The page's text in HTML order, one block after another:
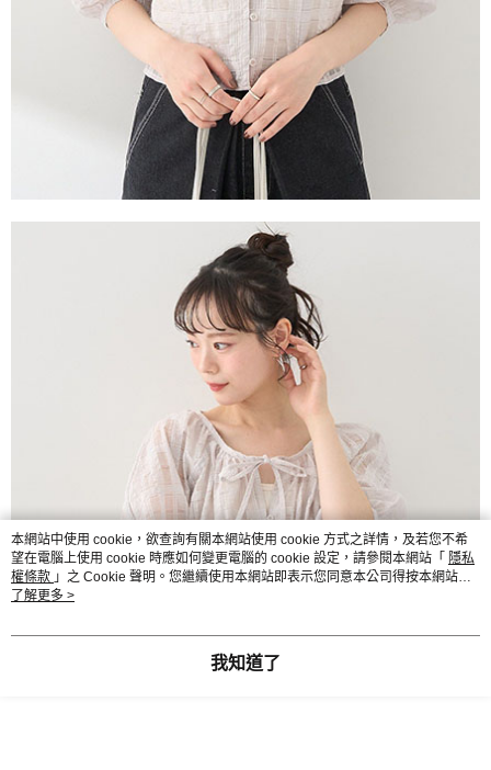
本網站中使用 cookie，欲查詢有關本網站使用 cookie 方式之詳情，及若您不希
望在電腦上使用 cookie 時應如何變更電腦的 cookie 設定，請參閱本網站「 隱私
權條款 」之 Cookie 聲明。您繼續使用本網站即表示您同意本公司得按本網站使
用條款之 Cookie 聲明使用 cookie。
了解更多 >
我知道了